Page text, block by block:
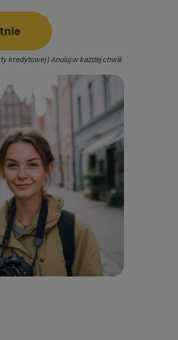
kredytowej | Anuluj w każdej chwili